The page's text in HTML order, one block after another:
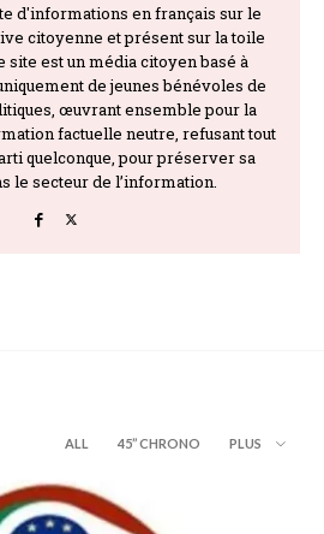
d'informations en français sur le
citoyenne et présent sur la toile
site est un média citoyen basé à
de jeunes bénévoles de
œuvrant ensemble pour la
factuelle neutre, refusant tout
quelconque, pour préserver sa
le secteur de l’information.
ALL 45’’ CHRONO PLUS